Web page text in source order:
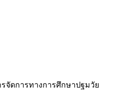
รจัดการทางการศึกษาปฐมวัย